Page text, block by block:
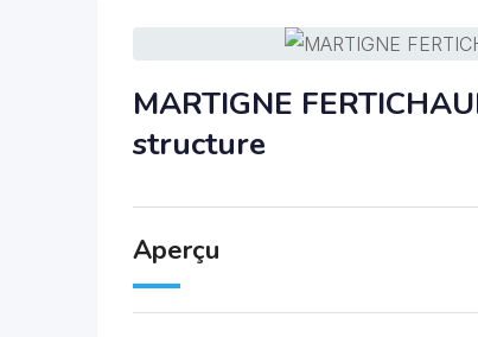
MARTIGNE
structure
Aperçu